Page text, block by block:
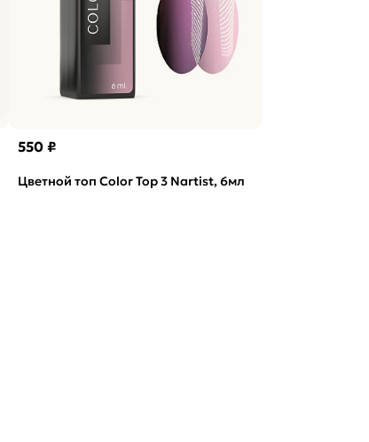
550 ₽
Цветной топ Color Top 3 Nartist, 6мл